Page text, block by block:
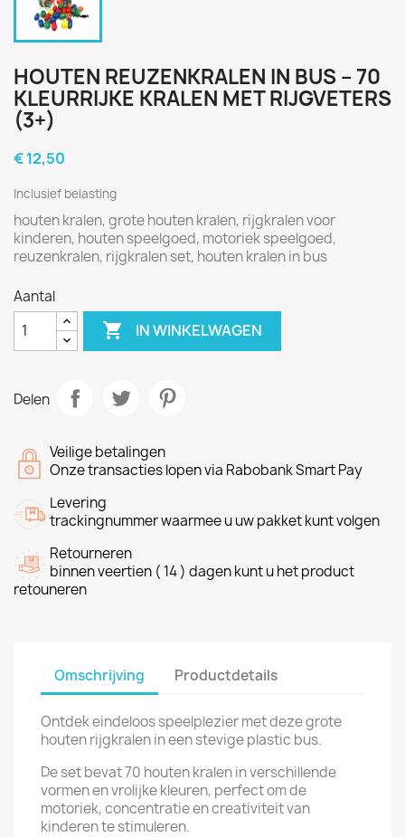
HOUTEN REUZENKRALEN IN BUS – 70
KLEURRIJKE KRALEN MET RIJGVETERS
(3+)
€ 12,50
Inclusief belasting
houten kralen, grote houten kralen, rijgkralen voor
kinderen, houten speelgoed, motoriek speelgoed,
reuzenkralen, rijgkralen set, houten kralen in bus
Aantal
 IN WINKELWAGEN
Delen
Veilige betalingen
Onze transacties lopen via Rabobank Smart Pay
Levering
trackingnummer waarmee u uw pakket kunt volgen
Retourneren
binnen veertien ( 14 ) dagen kunt u het product
retouneren
Omschrijving Productdetails
Ontdek eindeloos speelplezier met deze grote
houten rijgkralen in een stevige plastic bus.
De set bevat 70 houten kralen in verschillende
vormen en vrolijke kleuren, perfect om de
motoriek, concentratie en creativiteit van
kinderen te stimuleren.